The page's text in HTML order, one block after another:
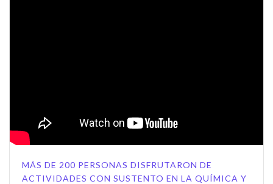
MÁS DE 200 PERSONAS DISFRUTARON DE
ACTIVIDADES CON SUSTENTO EN LA QUÍMICA Y